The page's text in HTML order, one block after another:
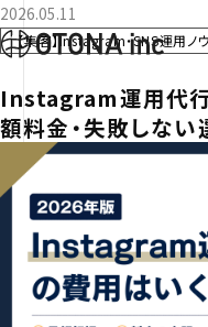
2026.05.11
【集客】Instagram・SNS運用ノ
Instagram運用代行
額料金・失敗しない